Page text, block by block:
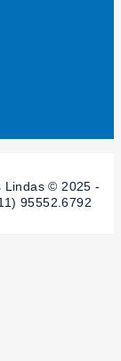
Lindas © 2025 -
95552.6792